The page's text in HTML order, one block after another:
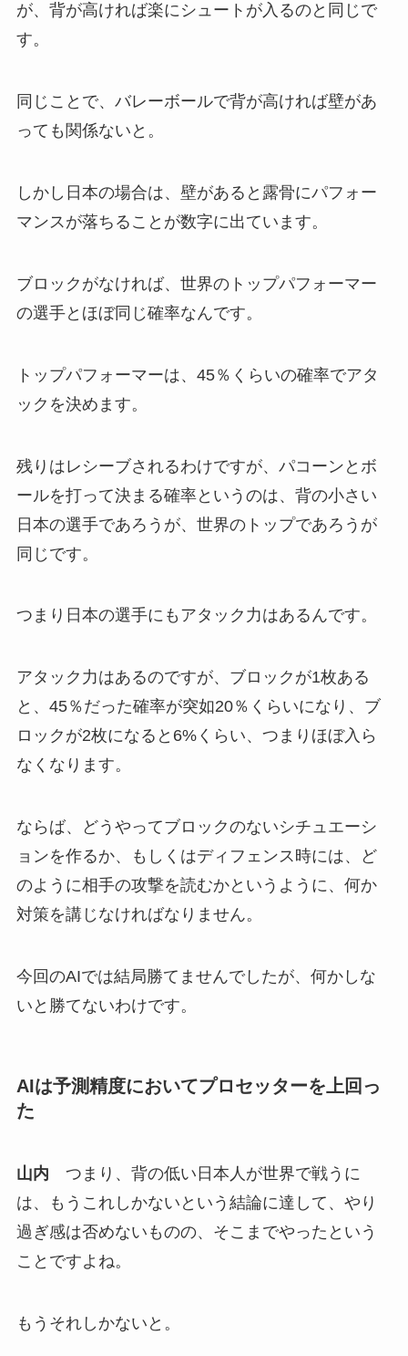
が、背が高ければ楽にシュートが入るのと同じで
す。
同じことで、バレーボールで背が高ければ壁があ
っても関係ないと。
しかし日本の場合は、壁があると露骨にパフォー
マンスが落ちることが数字に出ています。
ブロックがなければ、世界のトップパフォーマー
の選手とほぼ同じ確率なんです。
トップパフォーマーは、45％くらいの確率でアタ
ックを決めます。
残りはレシーブされるわけですが、パコーンとボ
ールを打って決まる確率というのは、背の小さい
日本の選手であろうが、世界のトップであろうが
同じです。
つまり日本の選手にもアタック力はあるんです。
アタック力はあるのですが、ブロックが1枚ある
と、45％だった確率が突如20％くらいになり、ブ
ロックが2枚になると6%くらい、つまりほぼ入ら
なくなります。
ならば、どうやってブロックのないシチュエーシ
ョンを作るか、もしくはディフェンス時には、ど
のように相手の攻撃を読むかというように、何か
対策を講じなければなりません。
今回のAIでは結局勝てませんでしたが、何かしな
いと勝てないわけです。
AIは予測精度においてプロセッターを上回っ
た
山内 つまり、背の低い日本人が世界で戦うに
は、もうこれしかないという結論に達して、やり
過ぎ感は否めないものの、そこまでやったという
ことですよね。
もうそれしかないと。